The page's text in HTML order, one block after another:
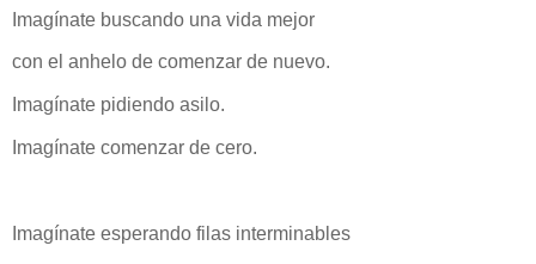
Imagínate buscando una vida mejor
con el anhelo de comenzar de nuevo.
Imagínate pidiendo asilo.
Imagínate comenzar de cero.
Imagínate esperando filas interminables